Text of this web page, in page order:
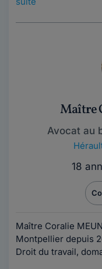
Maître
Avocat au
18
Maître Coralie
Montpellier depuis
Droit du travail,